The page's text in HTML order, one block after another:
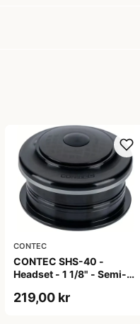
CONTEC
CONTEC SHS-40 -
Headset - 1 1/8" - Semi-
Ø 44mm - Sort
219,00 kr